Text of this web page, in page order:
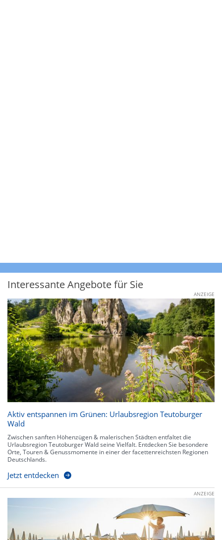
Interessante Angebote für Sie
ANZEIGE
Aktiv entspannen im Grünen: Urlaubsregion Teutoburger
Wald
Zwischen sanften Höhenzügen & malerischen Städten entfaltet die
Urlaubsregion Teutoburger Wald seine Vielfalt. Entdecken Sie besondere
Orte, Touren & Genussmomente in einer der facettenreichsten Regionen
Deutschlands.
Jetzt entdecken
ANZEIGE